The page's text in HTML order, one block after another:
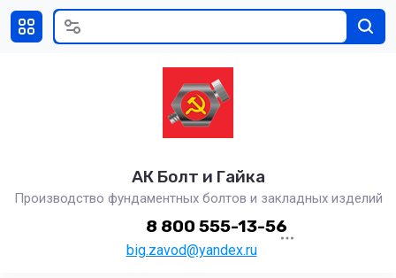
АК Болт и Гайка
Производство фундаментных болтов и закладных изделий
big.zavod@yandex.ru
8 800 555-13-56